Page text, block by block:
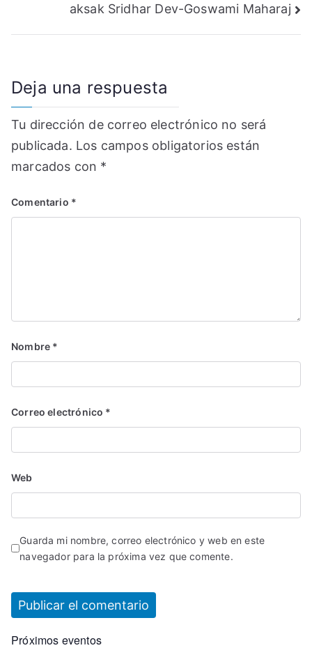
aksak Sridhar Dev-Goswami Maharaj
Deja una respuesta
Tu dirección de correo electrónico no será
publicada. Los campos obligatorios están
marcados con *
Comentario *
Nombre *
Correo electrónico *
Web
Guarda mi nombre, correo electrónico y web en este
navegador para la próxima vez que comente.
Próximos eventos